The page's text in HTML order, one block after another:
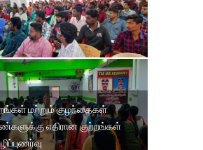
மற்றும் குழந்தைகள்
எதிரான குற்றங்கள்